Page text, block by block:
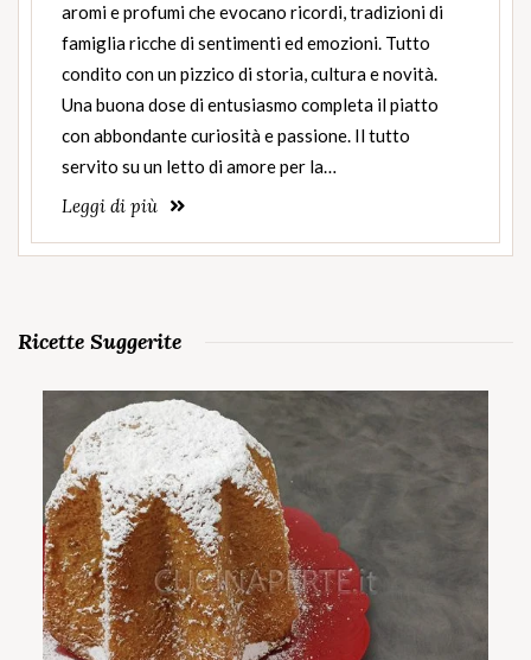
aromi e profumi che evocano ricordi, tradizioni di
famiglia ricche di sentimenti ed emozioni. Tutto
condito con un pizzico di storia, cultura e novità.
Una buona dose di entusiasmo completa il piatto
con abbondante curiosità e passione. Il tutto
servito su un letto di amore per la…
Leggi di più
Ricette Suggerite